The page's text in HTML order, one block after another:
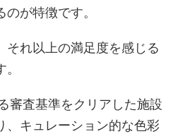
が特徴です。
それ以上の満足度を感じる
審査基準をクリアした施設
、キュレーション的な色彩